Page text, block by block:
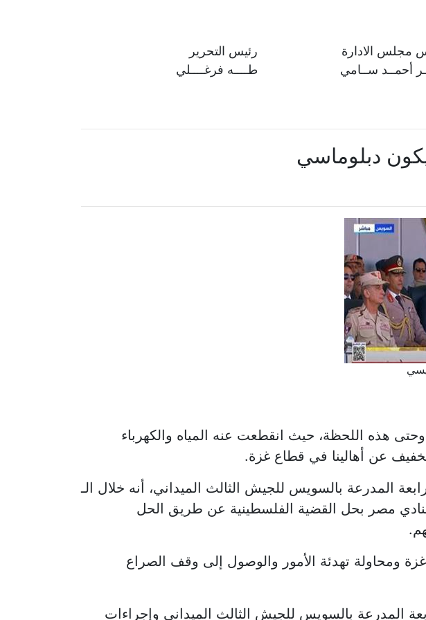
مجلس الادارة
أحمــد ســامي
رئيس التحرير
طــــه فرغــــلي
دبلوماسي
السيسي، أن الشعب الفلسطيني يعاني منذ 7 أكتوبر وحتى هذه اللحظة، حيث انقطعت عنه المياه والكهرباء
عن أهالينا في قطاع غزة.
بالسويس للجيش الثالث الميداني، أنه خلال الـ
ولطالما تنادي مصر بحل القضية الفلسطينية عن طريق الحل
ومحاولة تهدئة الأمور والوصول إلى وقف الصراع
المدرعة بالسويس للجيش الثالث الميداني وإجراءات